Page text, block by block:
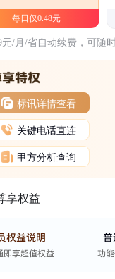
每日仅0.48元
/月/省自动续费，可随时
标讯详情查看
关键电话直连
甲方分析查询
享权益